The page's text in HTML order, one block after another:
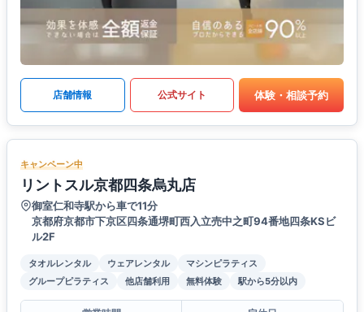
店舗情報 公式サイト 体験・相談予約
キャンペーン中
リントスル京都四条烏丸店
御室仁和寺駅から車で11分
京都府京都市下京区四条通堺町西入立売中之町94番地四条KSビ
ル2F
タオルレンタル ウェアレンタル
マシンピラティス
グループピラティス
他店舗利用 無料体験 駅から5分以内